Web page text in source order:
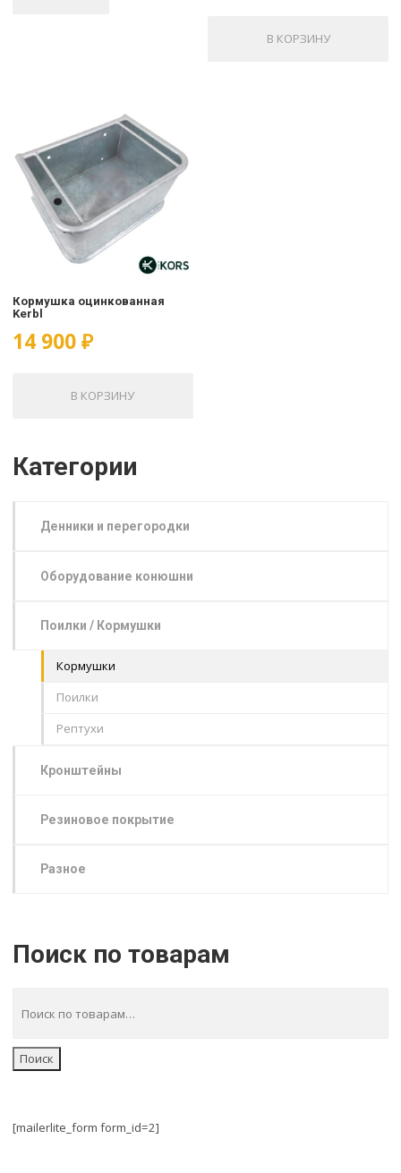
В КОРЗИНУ
Кормушка оцинкованная
Kerbl
14 900₽
В КОРЗИНУ
Категории
Денники и перегородки
Оборудование конюшни
Поилки / Кормушки
Кормушки
Поилки
Рептухи
Кронштейны
Резиновое покрытие
Разное
Поиск по товарам
Поиск
[mailerlite_form form_id=2]